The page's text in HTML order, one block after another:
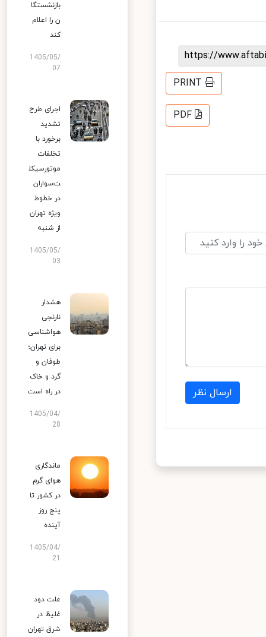
https://
PRINT
PDF
ارسال نظر
بازنشستگا
ن را اعلام
کند
1405/05/
07
اجرای طرح
تشدید
برخورد با
تخلفات
موتورسیکل
ت‌سواران
در خطوط
ویژه تهران
از شنبه
1405/05/
03
هشدار
نارنجی
هواشناسی
برای تهران؛
طوفان و
گرد و خاک
در راه است
1405/04/
28
ماندگاری
هوای گرم
در کشور تا
پنج روز
آینده
1405/04/
علت دود
غلیظ در
شرق تهران